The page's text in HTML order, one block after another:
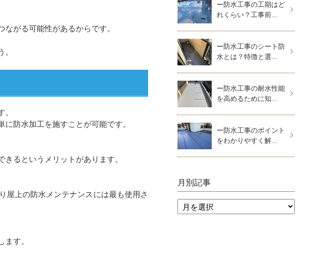
がる可能性があるからです。
。
防水加工を施すことが可能です。
るというメリットがあります。
屋上の防水メンテナンスには最も使用さ
す。
ー防水工事の工期はど
れくらい？工事前...
ー防水工事のシート防
水とは？特徴と選...
ー防水工事の耐水性能
を高めるために知...
ー防水工事のポイント
をわかりやすく解...
月別記事